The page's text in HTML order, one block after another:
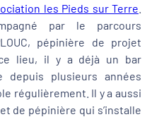
les Pieds sur Terre
par le parcours
pépinière de projet
lieu, il y a déjà un bar
depuis plusieurs années
régulièrement. Il y a aussi
de pépinière qui s’installe